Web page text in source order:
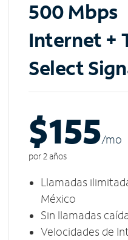
500 Mbps
Internet +
Select
$155/mo
por 2 años
Llamadas
México
Sin llamadas
Velocidades de